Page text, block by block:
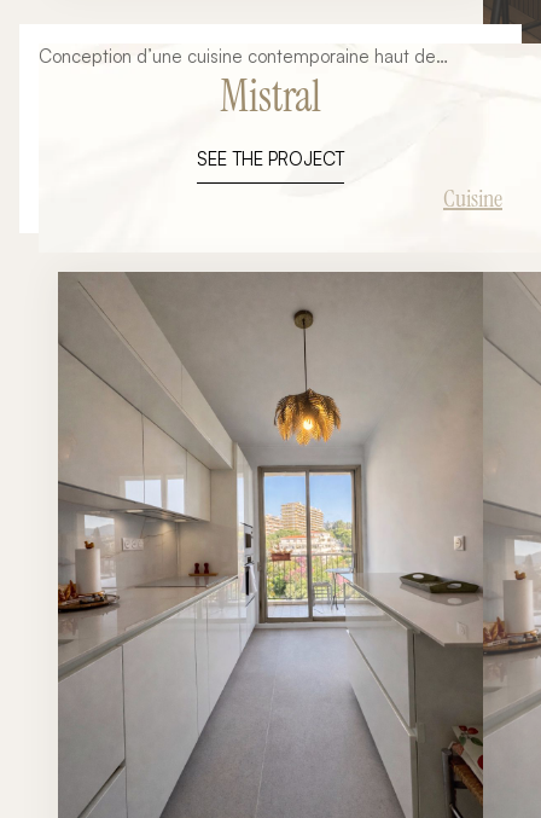
Conception d’une cuisine contemporaine haut de
gamme mêlant lignes minimalistes, matières naturelles,
éclairages architecturaux et finitions premium. Un projet
Mistral
SEE THE PROJECT
Cuisine